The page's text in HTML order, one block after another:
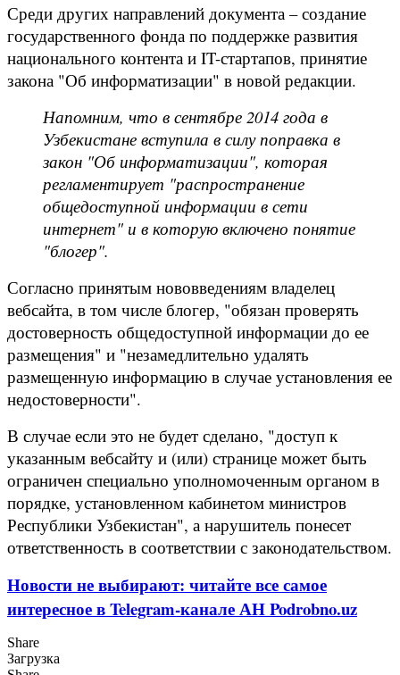
Среди других направлений документа – создание
государственного фонда по поддержке развития
национального контента и IT-стартапов, принятие
закона "Об информатизации" в новой редакции.
Напомним, что в сентябре 2014 года в
Узбекистане вступила в силу поправка в
закон "Об информатизации", которая
регламентирует "распространение
общедоступной информации в сети
интернет" и в которую включено понятие
"блогер".
Согласно принятым нововведениям владелец
вебсайта, в том числе блогер, "обязан проверять
достоверность общедоступной информации до ее
размещения" и "незамедлительно удалять
размещенную информацию в случае установления ее
недостоверности".
В случае если это не будет сделано, "доступ к
указанным вебсайту и (или) странице может быть
ограничен специально уполномоченным органом в
порядке, установленном кабинетом министров
Республики Узбекистан", а нарушитель понесет
ответственность в соответствии с законодательством.
Новости не выбирают: читайте все самое
интересное в Telegram-канале АН Podrobno.uz
Share
Загрузка